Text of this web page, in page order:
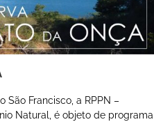
São Francisco, a RPPN –
Natural, é objeto de programa